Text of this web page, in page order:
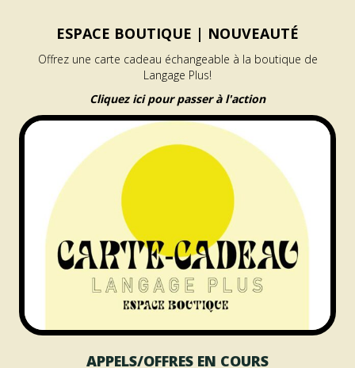
ESPACE BOUTIQUE | NOUVEAUTÉ
Offrez une carte cadeau échangeable à la boutique de
Langage Plus!
Cliquez ici pour passer à l'action
APPELS/OFFRES EN COURS